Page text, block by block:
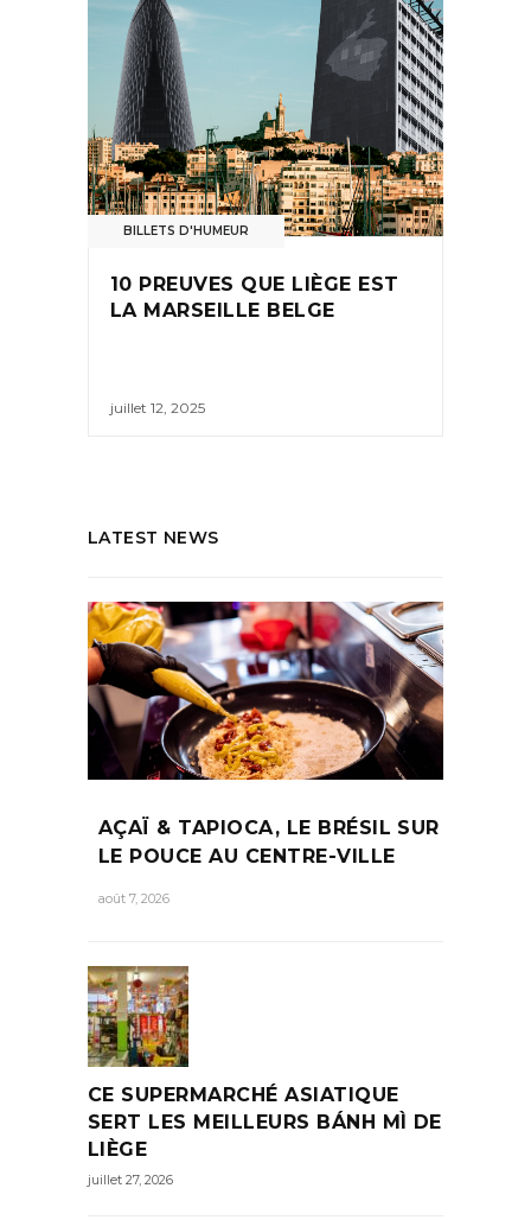
BILLETS D'HUMEUR
10 PREUVES QUE LIÈGE EST
LA MARSEILLE BELGE
juillet 12, 2025
LATEST NEWS
AÇAÏ & TAPIOCA, LE BRÉSIL SUR
LE POUCE AU CENTRE-VILLE
août 7, 2026
CE SUPERMARCHÉ ASIATIQUE
SERT LES MEILLEURS BÁNH MÌ DE
LIÈGE
juillet 27, 2026